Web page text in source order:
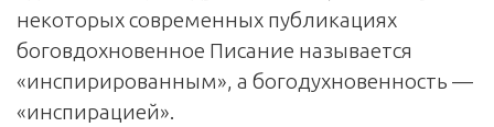
некоторых современных публикациях
боговдохновенное Писание называется
«инспирированным», а богодухновенность —
«инспирацией».